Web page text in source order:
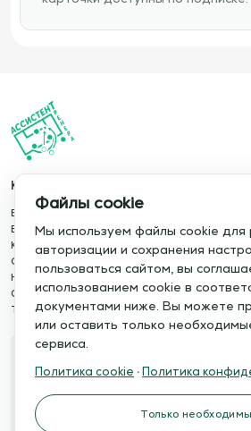
Каталог
База упражнений
База тренировок
Книги
Статьи
Новости
Обучение сервису
Тактический менеджер
Отзывы
Политика
Политика
Правила
Телефон:
Электронная
Файлы cookie
Мы используем файлы cookie для
авторизации и сохранения
пользоваться сайтом, вы
использованием cookie в
документами ниже. Вы можете
или оставить только
сервиса.
Политика cookie ·Политика
Только